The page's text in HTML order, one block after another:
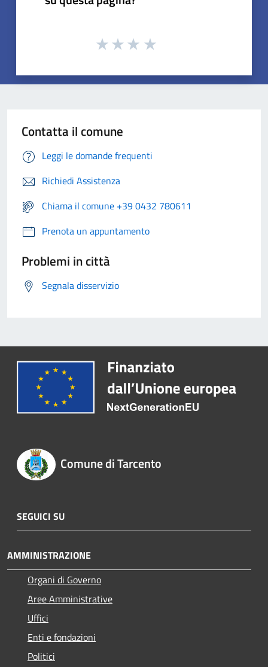
Contatta il comune
Leggi le domande frequenti
Richiedi Assistenza
Chiama il comune +39 0432 780611
Prenota un appuntamento
Problemi in città
Segnala disservizio
Comune di Tarcento
SEGUICI SU
AMMINISTRAZIONE
Organi di Governo
Aree Amministrative
Uffici
Enti e fondazioni
Politici